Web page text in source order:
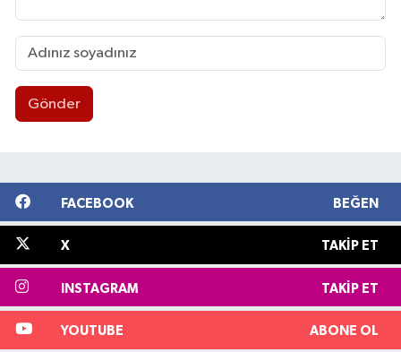
Gönder
FACEBOOK BEĞEN
X TAKIP ET
INSTAGRAM TAKIP ET
YOUTUBE ABONE OL